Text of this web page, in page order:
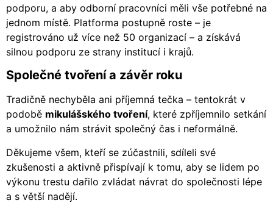
podporu, a aby odborní pracovníci měli vše potřebné na
jednom místě. Platforma postupně roste – je
registrováno už více než 50 organizací – a získává
silnou podporu ze strany institucí i krajů.
Společné tvoření a závěr roku
Tradičně nechyběla ani příjemná tečka – tentokrát v
podobě mikulášského tvoření, které zpříjemnilo setkání
a umožnilo nám strávit společný čas i neformálně.
Děkujeme všem, kteří se zúčastnili, sdíleli své
zkušenosti a aktivně přispívají k tomu, aby se lidem po
výkonu trestu dařilo zvládat návrat do společnosti lépe
a s větší nadějí.